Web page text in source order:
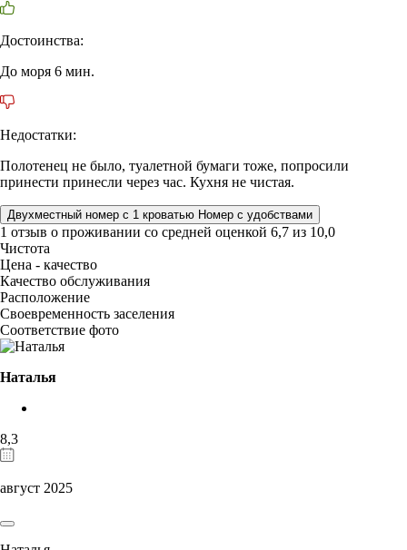
Достоинства:
До моря 6 мин.
Недостатки:
Полотенец не было, туалетной бумаги тоже, попросили
принести принесли через час. Кухня не чистая.
Двухместный номер с 1 кроватью Номер с удобствами
1 отзыв о проживании со средней оценкой 6,7 из 10,0
Чистота
Цена - качество
Качество обслуживания
Расположение
Своевременность заселения
Соответствие фото
Наталья
8,3
август 2025